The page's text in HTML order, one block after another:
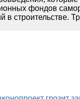
фондов
в строительстве.